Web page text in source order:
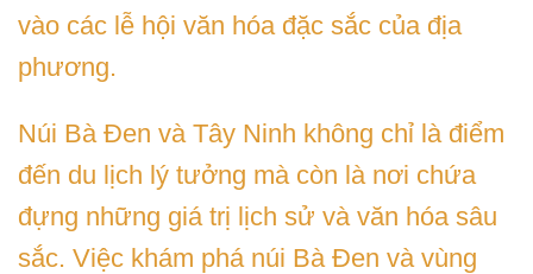
vào các lễ hội văn hóa đặc sắc của địa
phương.
Núi Bà Đen và Tây Ninh không chỉ là điểm
đến du lịch lý tưởng mà còn là nơi chứa
đựng những giá trị lịch sử và văn hóa sâu
sắc. Việc khám phá núi Bà Đen và vùng